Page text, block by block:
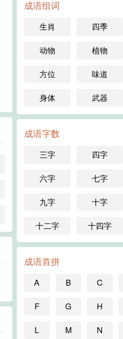
成语组词
生肖 四季
动物 植物
方位 味道
身体 武器
成语字数
三字 四字
六字 七字
九字 十字
十二字 十四字
成语首拼
A B C
F G H
L M N